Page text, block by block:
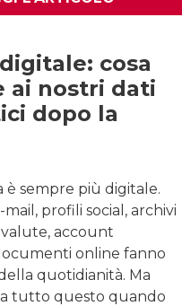
cosa
ai nostri dati
dopo la
è sempre più digitale.
profili social, archivi
account
online fanno
quotidianità. Ma
a tutto questo quando